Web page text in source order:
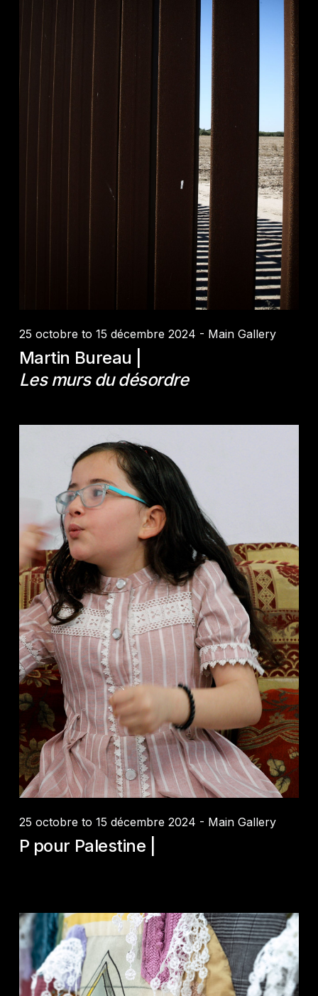
25 octobre to 15 décembre 2024 - Main Gallery
Martin Bureau |
Les murs du désordre
Credit :Rehab Nazzal, Vibration de Gaza (2023)
25 octobre to 15 décembre 2024 - Main Gallery
P pour Palestine |